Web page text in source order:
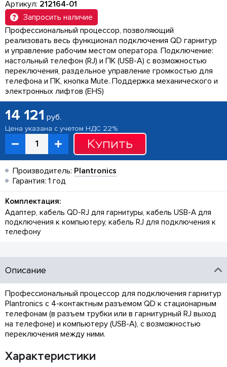
Артикул: 212164-01
Запросить наличие
Профессиональный процессор, позволяющий
реализовать весь функционал подключения QD гарнитур
и управление рабочим местом оператора. Подключение:
настольный телефон (RJ) и ПК (USB-A) с возможностью
переключения, раздельное управление громкостью для
телефона и ПК, кнопка Mute. Поддержка механического и
электронных лифтов (EHS)
14 121 руб.
Цена указана с учетом НДС 22%
Купить
Производитель: Plantronics
Гарантия: 1 год
Комплектация:
Адаптер, кабель QD-RJ для гарнитуры, кабель USB-A для
подключения к компьютеру, кабель RJ для подключения к
телефону
Описание
Профессиональный процессор для подключения гарнитур
Plantronics с 4-контактным разъемом QD к стационарным
телефонам (в разъем трубки или в гарнитурный RJ выход
на телефоне) и компьютеру (USB-A), с возможностью
переключения между ними.
Характеристики